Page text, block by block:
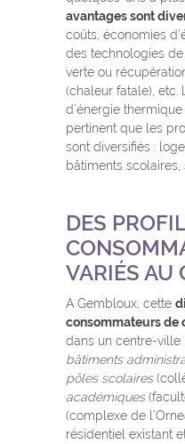
avantages sont
coûts, économies
des technologies
verte ou
(chaleur fatale), etc.
d’énergie
pertinent que les
sont diversifiés :
bâtiments scolaires,
DES
VARIÉS AU
A Gembloux, cette
consommateurs de
dans un centre-ville
bâtiments
pôles scolaires
académiques
(complexe de
résidentiel existant